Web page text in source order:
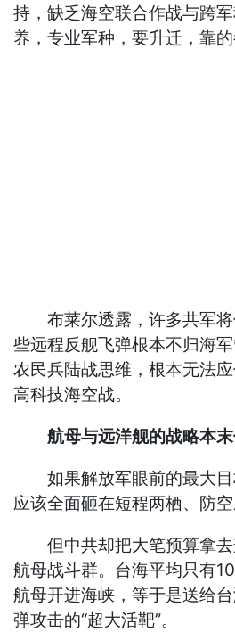
持，缺乏海空联合作战与跨
养，专业军种，要升迁，靠的
布莱尔透露，许多共军将
些远程反舰飞弹根本不归海
农民兵陆战思维，根本无法
高科技海空战。
航母与远洋舰的战略本
如果解放军眼前的最大目
应该全面砸在短程两栖、防空
但中共却把大笔预算拿去
航母战斗群。台海平均只有
航母开进海峡，等于是送给
弹攻击的“超大活靶”。